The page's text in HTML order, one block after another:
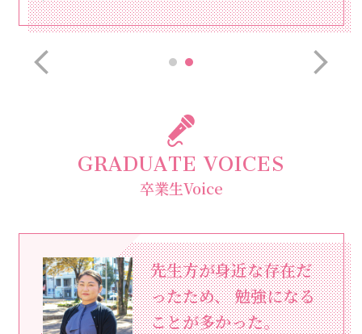
GRADUATE VOICES
卒業生Voice
先生方が身近な存在だ
ったため、勉強になる
ことが多かった。